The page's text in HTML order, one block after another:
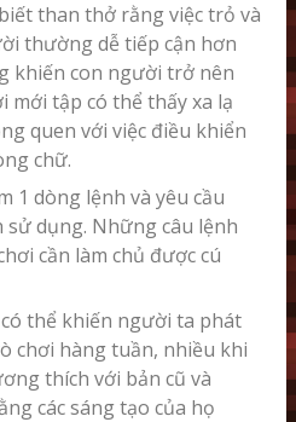
than thở rằng việc trỏ và
thường dễ tiếp cận hơn
khiến con người trở nên
tập có thể thấy xa lạ
quen với việc điều khiển
chữ.
1 dòng lệnh và yêu cầu
dụng. Những câu lệnh
cần làm chủ được cú
thể khiến người ta phát
chơi hàng tuần, nhiều khi
thích với bản cũ và
các sáng tạo của họ